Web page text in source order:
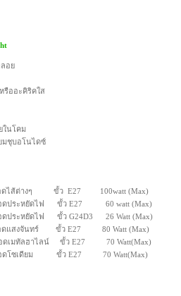
อย
รืออะคิริคใส
ในโคม
มชุบอโนไดซ์
ต่างๆ ขั้ว E27 100watt (Max)
อดประหยัดไฟ ขั้ว E27 60 watt (Max)
ประหยัดไฟ ขั้ว G24D3 26 Watt (Max)
สงจันทร์ ขั้ว E27 80 Watt (Max)
ลฮาไลน์ ขั้ว E27 70 Watt(Max)
อดโซเดียม ขั้ว E27 70 Watt(Max)